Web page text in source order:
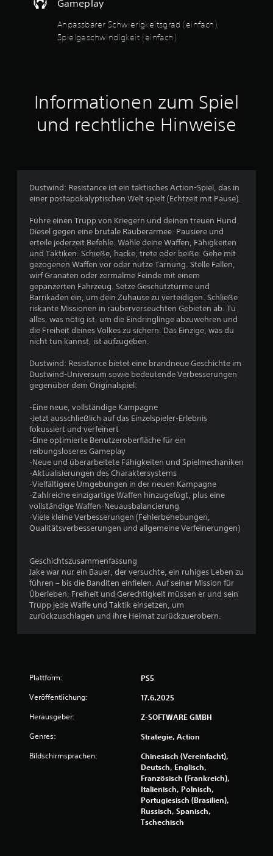
e
r
u
n
:
3
4
7
o
S
r
e
n
B
e
w
Gameplay
Anpassbarer Schwierigkeitsgrad (einfach),
Spielgeschwindigkeit (einfach)
u
w
ä
S
p
l
e
c
h
w
i
n
d
i
g
k
e
i
(
e
i
f
a
c
h
)
D
u
k
a
n
n
d
a
s
S
p
i
i
e
r
Informationen zum Spiel
und rechtliche Hinweise
Dustwind: Resistance ist ein taktisches Action-Spiel, das in
einer postapokalyptischen Welt spielt (Echtzeit mit Pause).
Führe einen Trupp von Kriegern und deinen treuen Hund
Diesel gegen eine brutale Räuberarmee. Pausiere und
erteile jederzeit Befehle. Wähle deine Waffen, Fähigkeiten
und Taktiken. Schieße, hacke, trete oder beiße. Gehe mit
gezogenen Waffen vor oder nutze Tarnung. Stelle Fallen,
wirf Granaten oder zermalme Feinde mit einem
gepanzerten Fahrzeug. Setze Geschütztürme und
Barrikaden ein, um dein Zuhause zu verteidigen. Schließe
riskante Missionen in räuberverseuchten Gebieten ab. Tu
alles, was nötig ist, um die Eindringlinge abzuwehren und
die Freiheit deines Volkes zu sichern. Das Einzige, was du
nicht tun kannst, ist aufzugeben.
Dustwind: Resistance bietet eine brandneue Geschichte im
Dustwind-Universum sowie bedeutende Verbesserungen
gegenüber dem Originalspiel:
-Eine neue, vollständige Kampagne
-Jetzt ausschließlich auf das Einzelspieler-Erlebnis
fokussiert und verfeinert
-Eine optimierte Benutzeroberfläche für ein
reibungsloseres Gameplay
-Neue und überarbeitete Fähigkeiten und Spielmechaniken
-Aktualisierungen des Charaktersystems
-Vielfältigere Umgebungen in der neuen Kampagne
-Zahlreiche einzigartige Waffen hinzugefügt, plus eine
vollständige Waffen-Neuausbalancierung
-Viele kleine Verbesserungen (Fehlerbehebungen,
Qualitätsverbesserungen und allgemeine Verfeinerungen)
Geschichtszusammenfassung
Jake war nur ein Bauer, der versuchte, ein ruhiges Leben zu
führen – bis die Banditen einfielen. Auf seiner Mission für
Überleben, Freiheit und Gerechtigkeit müssen er und sein
Trupp jede Waffe und Taktik einsetzen, um
zurückzuschlagen und ihre Heimat zurückzuerobern.
Plattform: PS5
Veröffentlichung: 17.6.2025
Herausgeber: Z-SOFTWARE GMBH
Genres: Strategie, Action
Bildschirmsprachen:
Chinesisch (Vereinfacht),
Deutsch, Englisch,
Französisch (Frankreich),
Italienisch, Polnisch,
Portugiesisch (Brasilien),
Russisch, Spanisch,
Tschechisch